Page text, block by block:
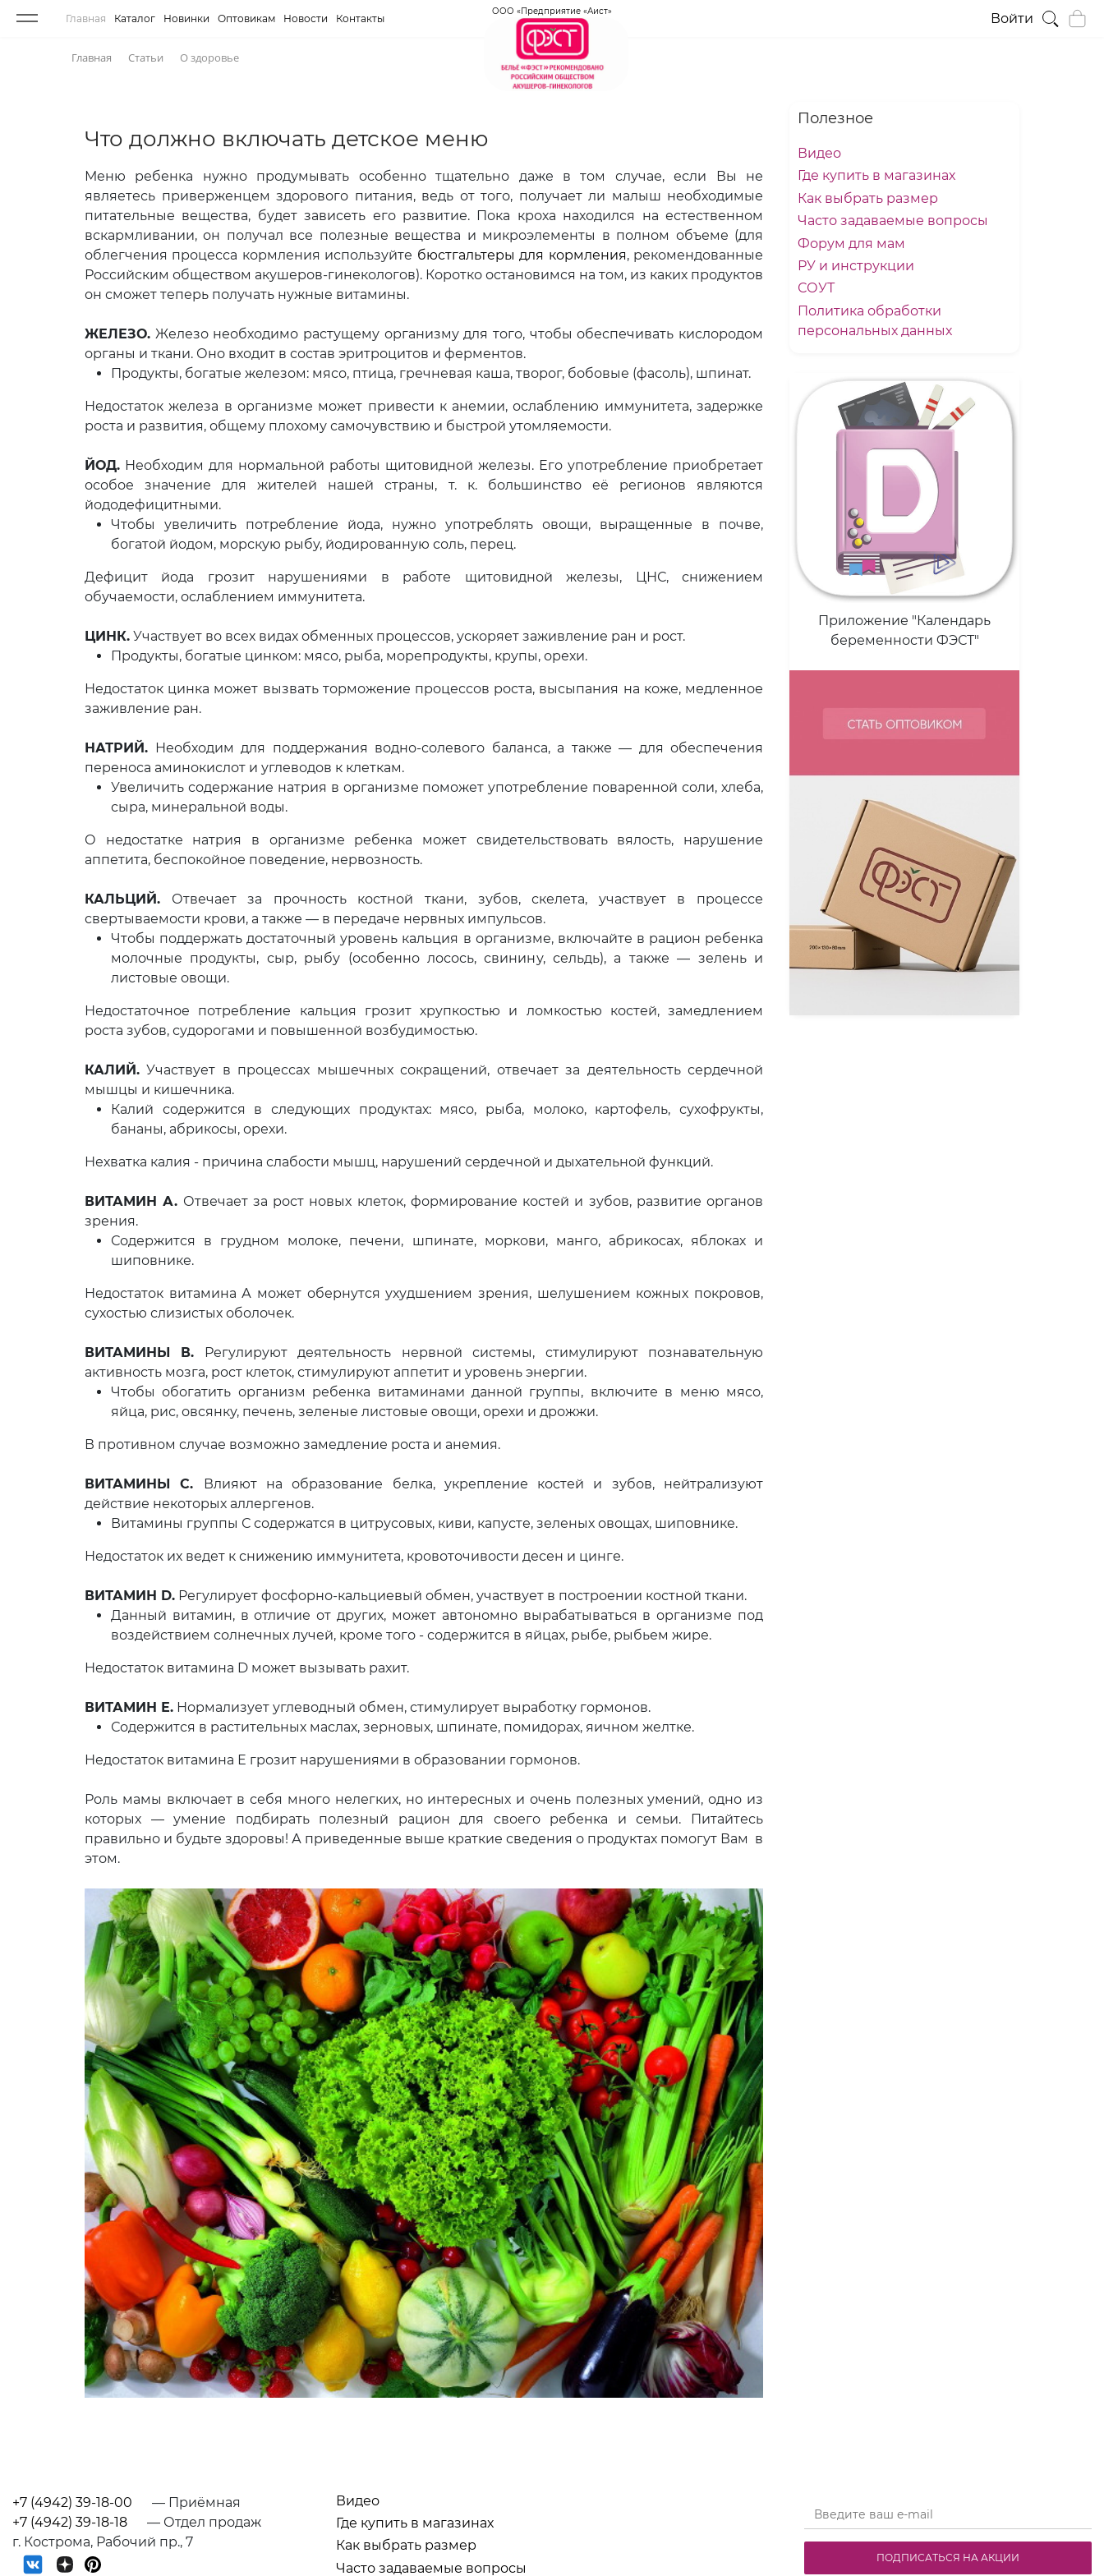
Главная Каталог Новинки Оптовикам Новости Контакты
ООО «Предприятие «Аист» Войти
Главная Статьи О здоровье
Что должно включать детское меню
Меню ребенка нужно продумывать особенно тщательно даже в том случае, если Вы не
являетесь приверженцем здорового питания, ведь от того, получает ли малыш необходимые
питательные вещества, будет зависеть его развитие. Пока кроха находился на естественном
вскармливании, он получал все полезные вещества и микроэлементы в полном объеме (для
облегчения процесса кормления используйте бюстгальтеры для кормления, рекомендованные
Российским обществом акушеров-гинекологов). Коротко остановимся на том, из каких продуктов
он сможет теперь получать нужные витамины.
ЖЕЛЕЗО. Железо необходимо растущему организму для того, чтобы обеспечивать кислородом
органы и ткани. Оно входит в состав эритроцитов и ферментов.
Продукты, богатые железом: мясо, птица, гречневая каша, творог, бобовые (фасоль), шпинат.
Недостаток железа в организме может привести к анемии, ослаблению иммунитета, задержке
роста и развития, общему плохому самочувствию и быстрой утомляемости.
ЙОД. Необходим для нормальной работы щитовидной железы. Его употребление приобретает
особое значение для жителей нашей страны, т. к. большинство её регионов являются
йододефицитными.
Чтобы увеличить потребление йода, нужно употреблять овощи, выращенные в почве,
богатой йодом, морскую рыбу, йодированную соль, перец.
Дефицит йода грозит нарушениями в работе щитовидной железы, ЦНС, снижением
обучаемости, ослаблением иммунитета.
ЦИНК. Участвует во всех видах обменных процессов, ускоряет заживление ран и рост.
Продукты, богатые цинком: мясо, рыба, морепродукты, крупы, орехи.
Недостаток цинка может вызвать торможение процессов роста, высыпания на коже, медленное
заживление ран.
НАТРИЙ. Необходим для поддержания водно-солевого баланса, а также — для обеспечения
переноса аминокислот и углеводов к клеткам.
Увеличить содержание натрия в организме поможет употребление поваренной соли, хлеба,
сыра, минеральной воды.
О недостатке натрия в организме ребенка может свидетельствовать вялость, нарушение
аппетита, беспокойное поведение, нервозность.
КАЛЬЦИЙ. Отвечает за прочность костной ткани, зубов, скелета, участвует в процессе
свертываемости крови, а также — в передаче нервных импульсов.
Чтобы поддержать достаточный уровень кальция в организме, включайте в рацион ребенка
молочные продукты, сыр, рыбу (особенно лосось, свинину, сельдь), а также — зелень и
листовые овощи.
Недостаточное потребление кальция грозит хрупкостью и ломкостью костей, замедлением
роста зубов, судорогами и повышенной возбудимостью.
КАЛИЙ. Участвует в процессах мышечных сокращений, отвечает за деятельность сердечной
мышцы и кишечника.
Калий содержится в следующих продуктах: мясо, рыба, молоко, картофель, сухофрукты,
бананы, абрикосы, орехи.
Нехватка калия - причина слабости мышц, нарушений сердечной и дыхательной функций.
ВИТАМИН А. Отвечает за рост новых клеток, формирование костей и зубов, развитие органов
зрения.
Содержится в грудном молоке, печени, шпинате, моркови, манго, абрикосах, яблоках и
шиповнике.
Недостаток витамина А может обернутся ухудшением зрения, шелушением кожных покровов,
сухостью слизистых оболочек.
ВИТАМИНЫ В. Регулируют деятельность нервной системы, стимулируют познавательную
активность мозга, рост клеток, стимулируют аппетит и уровень энергии.
Чтобы обогатить организм ребенка витаминами данной группы, включите в меню мясо,
яйца, рис, овсянку, печень, зеленые листовые овощи, орехи и дрожжи.
В противном случае возможно замедление роста и анемия.
ВИТАМИНЫ С. Влияют на образование белка, укрепление костей и зубов, нейтрализуют
действие некоторых аллергенов.
Витамины группы С содержатся в цитрусовых, киви, капусте, зеленых овощах, шиповнике.
Недостаток их ведет к снижению иммунитета, кровоточивости десен и цинге.
ВИТАМИН D. Регулирует фосфорно-кальциевый обмен, участвует в построении костной ткани.
Данный витамин, в отличие от других, может автономно вырабатываться в организме под
воздействием солнечных лучей, кроме того - содержится в яйцах, рыбе, рыбьем жире.
Недостаток витамина D может вызывать рахит.
ВИТАМИН Е. Нормализует углеводный обмен, стимулирует выработку гормонов.
Содержится в растительных маслах, зерновых, шпинате, помидорах, яичном желтке.
Недостаток витамина Е грозит нарушениями в образовании гормонов.
Роль мамы включает в себя много нелегких, но интересных и очень полезных умений, одно из
которых — умение подбирать полезный рацион для своего ребенка и семьи. Питайтесь
правильно и будьте здоровы! А приведенные выше краткие сведения о продуктах помогут Вам в
этом.
Полезное
Видео
Где купить в магазинах
Как выбрать размер
Часто задаваемые вопросы
Форум для мам
РУ и инструкции
СОУТ
Политика обработки
персональных данных
Приложение "Календарь
беременности ФЭСТ"
+7 (4942) 39-18-00
— Приёмная
+7 (4942) 39-18-18
— Отдел продаж
г. Кострома, Рабочий пр., 7
Видео
Где купить в магазинах
Как выбрать размер
Часто задаваемые вопросы
ПОДПИСАТЬСЯ НА АКЦИИ